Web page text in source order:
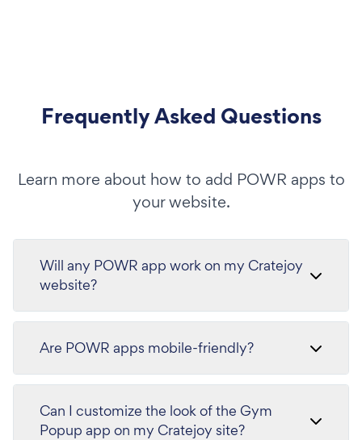
Frequently Asked Questions
Learn more about how to add POWR apps to
your website.
Will any POWR app work on my Cratejoy
website?
Are POWR apps mobile-friendly?
Can I customize the look of the Gym
Popup app on my Cratejoy site?